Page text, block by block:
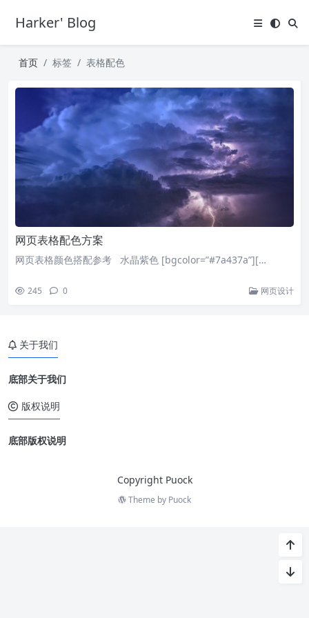
Harker' Blog
首页 标签 表格配色
网页表格配色方案
网页表格颜色搭配参考 水晶紫色 [bgcolor=”#7a437a”][…
245 0 网页设计
关于我们
底部关于我们
版权说明
底部版权说明
Copyright Puock
Theme by Puock